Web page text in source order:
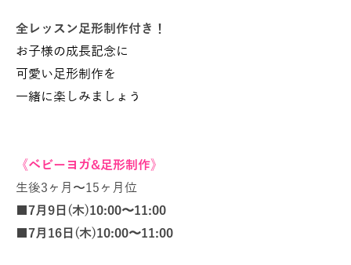
全レッスン足形制作付き！
お子様の成長記念に
可愛い足形制作を
一緒に楽しみましょう
《ベビーヨガ&足形制作》
生後3ヶ月〜15ヶ月位
■7月9日(木)10:00〜11:00
■7月16日(木)10:00〜11:00